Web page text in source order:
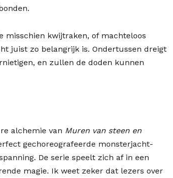
misschien kwijtraken, of machteloos
juist zo belangrijk is. Ondertussen dreigt
en zullen de doden kunnen
alchemie van Muren van steen en
gechoreografeerde monsterjacht-
De serie speelt zich af in een
magie. Ik weet zeker dat lezers over